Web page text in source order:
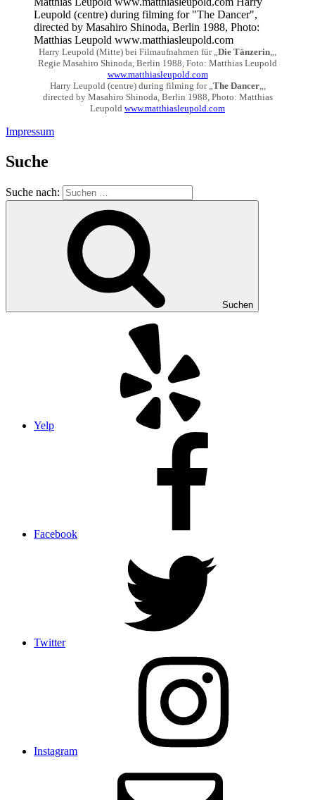
Harry Leupold (Mitte) bei Filmaufnahmen für „ Die Tänzerin
Regie Masahiro Shinoda, Berlin 1988, Foto: Matthias Leupold
www.matthiasleupold.com
Harry Leupold (centre) during filming for „ The Dancer„,
directed by Masahiro Shinoda, Berlin 1988, Photo: Matthias
Leupold www.matthiasleupold.com
Impressum
Suche
Suche nach:
Suchen
Yelp
Facebook
Twitter
Instagram